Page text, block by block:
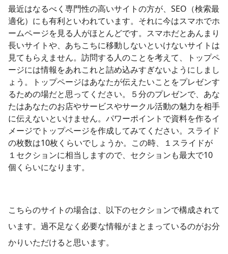
最近はなるべく専門性の高いサイトの方が、SEO（検索最
適化）にも有利といわれています。それに今はスマホでホ
ームページを見る人がほとんどです。スマホだとあんまり
長いサイトや、あちこちに移動しないといけないサイトは
見てもらえません。訪問する人のことを考えて、トップペ
ージには情報をあれこれと詰め込みすぎないようにしまし
ょう。トップページはあなたが伝えたいことをプレゼンす
るための場だと思ってください。５分のプレゼンで、あな
たはあなたのお店やサービスやサークル活動の魅力を相手
に伝えないといけません。パワーポイントで資料を作るイ
メージでトップページを作成してみてください。スライド
の枚数は10枚くらいでしょうか。この時、１スライドが
１セクションに相当しますので、セクションも最大で10
個くらいになります。
こちらのサイトの場合は、以下のセクションで構成されて
います。過不足なく必要な情報がまとまっているのがお分
かりいただけると思います。